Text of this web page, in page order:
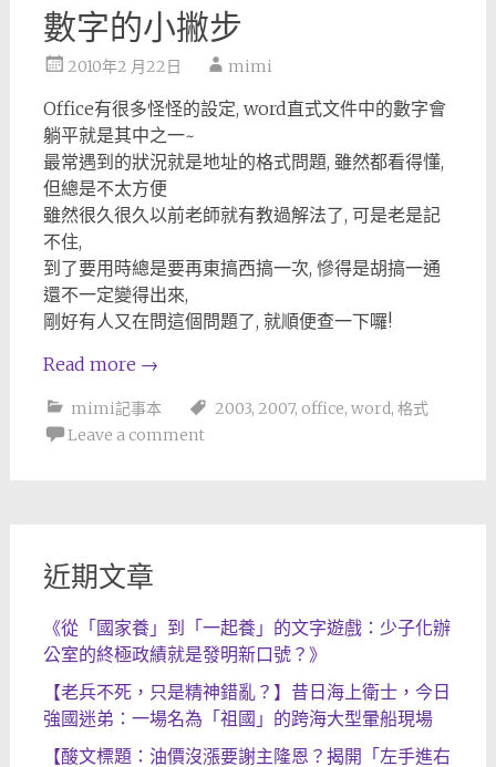
數字的小撇步
2010年2 月22日 mimi
Office有很多怪怪的設定, word直式文件中的數字會
躺平就是其中之一~
最常遇到的狀況就是地址的格式問題, 雖然都看得懂,
但總是不太方便
雖然很久很久以前老師就有教過解法了, 可是老是記
不住,
到了要用時總是要再東搞西搞一次, 慘得是胡搞一通
還不一定變得出來,
剛好有人又在問這個問題了, 就順便查一下囉!
Read more →
mimi記事本 2003, 2007, office, word, 格式
Leave a comment
近期文章
《從「國家養」到「一起養」的文字遊戲：少子化辦
公室的終極政績就是發明新口號？》
【老兵不死，只是精神錯亂？】昔日海上衛士，今日
強國迷弟：一場名為「祖國」的跨海大型暈船現場
【酸文標題：油價沒漲要謝主隆恩？揭開「左手進右